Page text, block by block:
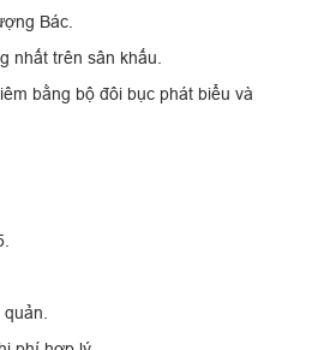
Bác.
nhất trên sân khấu.
bằng bộ đôi bục phát biểu và